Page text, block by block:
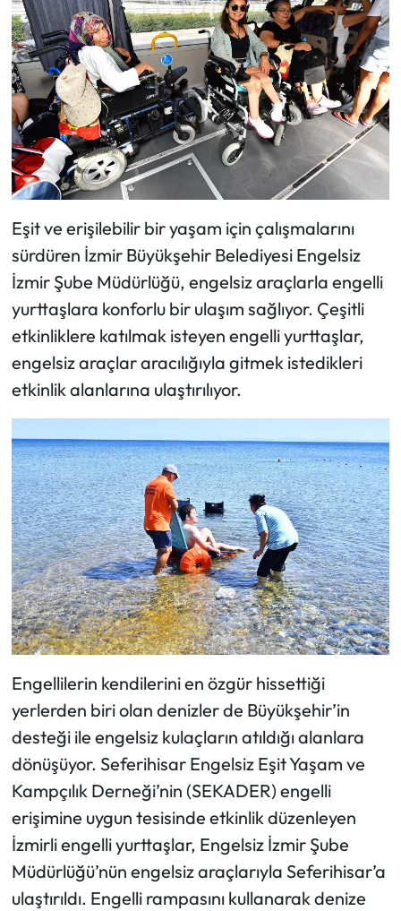
Eşit ve erişilebilir bir yaşam için çalışmalarını
sürdüren İzmir Büyükşehir Belediyesi Engelsiz
İzmir Şube Müdürlüğü, engelsiz araçlarla engelli
yurttaşlara konforlu bir ulaşım sağlıyor. Çeşitli
etkinliklere katılmak isteyen engelli yurttaşlar,
engelsiz araçlar aracılığıyla gitmek istedikleri
etkinlik alanlarına ulaştırılıyor.
Engellilerin kendilerini en özgür hissettiği
yerlerden biri olan denizler de Büyükşehir’in
desteği ile engelsiz kulaçların atıldığı alanlara
dönüşüyor. Seferihisar Engelsiz Eşit Yaşam ve
Kampçılık Derneği’nin (SEKADER) engelli
erişimine uygun tesisinde etkinlik düzenleyen
İzmirli engelli yurttaşlar, Engelsiz İzmir Şube
Müdürlüğü’nün engelsiz araçlarıyla Seferihisar’a
ulaştırıldı. Engelli rampasını kullanarak denize